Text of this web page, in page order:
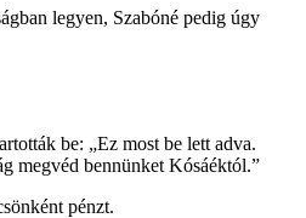
legyen, Szabóné pedig úgy
be: „Ez most be lett adva.
megvéd bennünket Kósáéktól.”
pénzt.